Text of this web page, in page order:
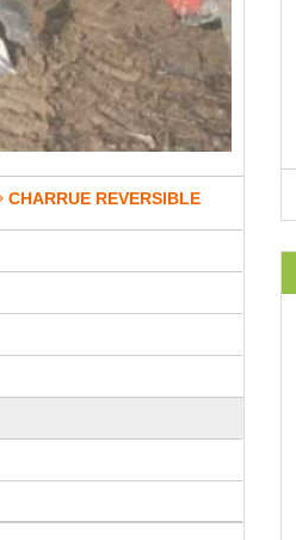
CHARRUE REVERSIBLE